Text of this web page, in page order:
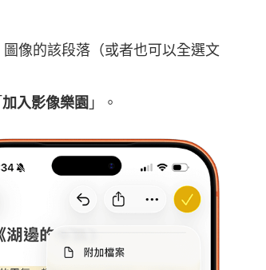
像的該段落（或者也可以全選文
加入影像樂園 」。